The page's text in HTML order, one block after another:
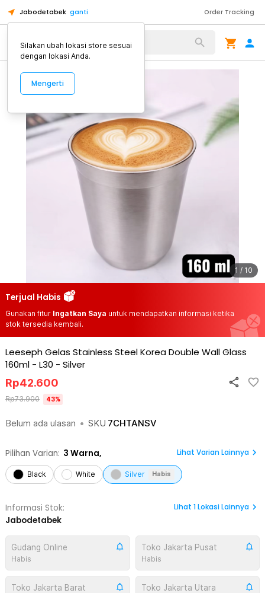
Jabodetabek ganti Order Tracking
Alat Kopi
1 / 10
Terjual Habis
Gunakan fitur Ingatkan Saya untuk mendapatkan informasi ketika
stok tersedia kembali.
Leeseph Gelas Stainless Steel Korea Double Wall Glass
160ml - L30 - Silver
Belum ada ulasan • SKU 7CHTANSV
Rp42.600
Rp73.900 43%
Pilihan Varian: 3 Warna, Lihat Varian Lainnya
Black White Silver Habis
Informasi Stok:
Jabodetabek
Lihat 1Lokasi Lainnya
Gudang Online
Habis
Toko Jakarta Pusat
Habis
Toko Jakarta Barat Toko Jakarta Utara
Silakan ubah lokasi store sesuai
dengan lokasi Anda.
Mengerti